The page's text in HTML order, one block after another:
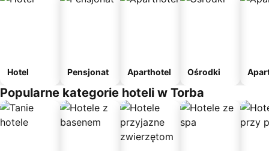
Hotel Pensjonat Aparthotel Ośrodki
Popularne kategorie hoteli w Torba